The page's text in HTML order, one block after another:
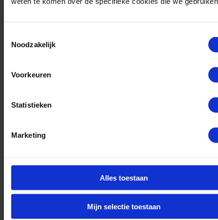
Noodzakelijk
Voorkeuren
Statistieken
Marketing
Alles toestaan
Mijn selectie toestaan
Eerste Monteur Woning